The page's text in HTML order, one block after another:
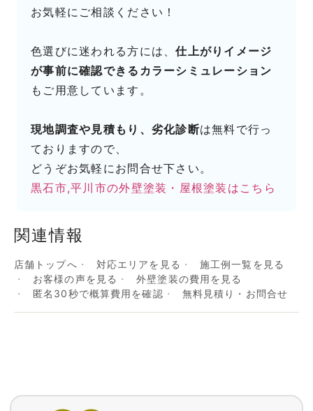
お気軽にご相談ください！
色選びに迷われる方には、仕上がりイメージ
が事前に確認できるカラーシミュレーション
もご用意しています。
現地調査や見積もり、劣化診断は無料で行っ
ておりますので、
どうぞお気軽にお問合せ下さい。
黒石市,平川市の外壁塗装・屋根塗装はこちら
関連情報
店舗トップへ 対応エリアを見る
施工例一覧を見る
お客様の声を見る
外壁塗装の費用を見る
匿名30秒で概算費用を確認
無料見積り・お問合せ